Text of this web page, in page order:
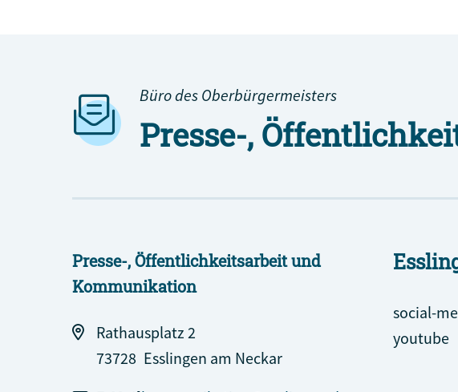
Büro des Oberbürgermeisters
Presse-,
Presse-, Öffentlichkeitsarbeit und
Kommunikation
Rathausplatz 2
73728 Esslingen am Neckar
social-
youtube